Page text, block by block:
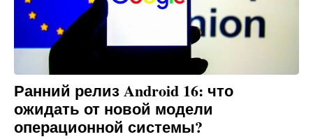
Ранний релиз Android 16: что
ожидать от новой модели
операционной системы?